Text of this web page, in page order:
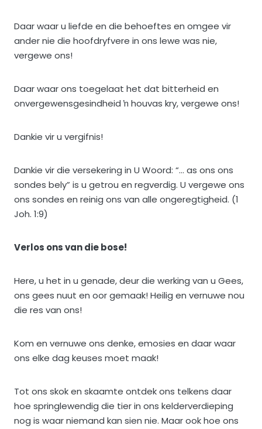
Daar waar u liefde en die behoeftes en omgee vir
ander nie die hoofdryfvere in ons lewe was nie,
vergewe ons!
Daar waar ons toegelaat het dat bitterheid en
onvergewensgesindheid ŉ houvas kry, vergewe ons!
Dankie vir u vergifnis!
Dankie vir die versekering in U Woord: “… as ons ons
sondes bely” is u getrou en regverdig. U vergewe ons
ons sondes en reinig ons van alle ongeregtigheid. (1
Joh. 1:9)
Verlos ons van die bose!
Here, u het in u genade, deur die werking van u Gees,
ons gees nuut en oor gemaak! Heilig en vernuwe nou
die res van ons!
Kom en vernuwe ons denke, emosies en daar waar
ons elke dag keuses moet maak!
Tot ons skok en skaamte ontdek ons telkens daar
hoe springlewendig die tier in ons kelderverdieping
nog is waar niemand kan sien nie. Maar ook hoe ons